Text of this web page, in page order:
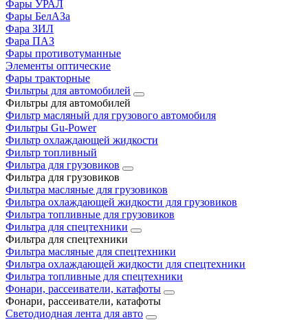
Фары УРАЛ
Фары БелАЗа
Фара ЗИЛ
Фара ПАЗ
Фары противотуманные
Элементы оптические
Фары тракторные
Фильтры для автомобилей
Фильтры для автомобилей
Фильтр масляный для грузового автомобиля
Фильтры Gu-Power
Фильтр охлаждающей жидкости
Фильтр топливный
Фильтра для грузовиков
Фильтра для грузовиков
Фильтра масляные для грузовиков
Фильтра охлаждающей жидкости для грузовиков
Фильтра топливные для грузовиков
Фильтра для спецтехники
Фильтра для спецтехники
Фильтра масляные для спецтехники
Фильтра охлаждающей жидкости для спецтехники
Фильтра топливные для спецтехники
Фонари, рассеиватели, катафоты
Фонари, рассеиватели, катафоты
Светодиодная лента для авто